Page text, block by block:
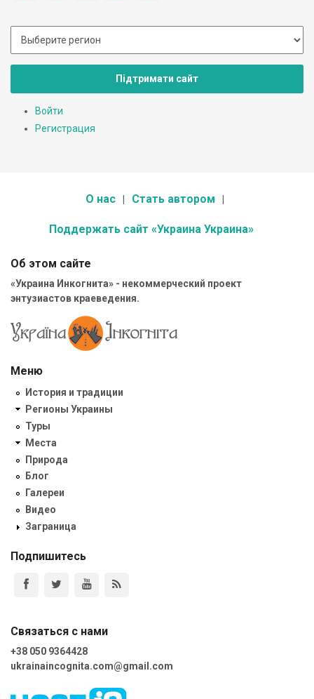
Підтримати сайт
Войти
Регистрация
О нас Стать автором
Поддержать сайт «Украина Украина»
Об этом сайте
«Украина Инкогнита» - некоммерческий проект
энтузиастов краеведения.
Меню
История и традиции
Регионы Украины
Туры
Места
Природа
Блог
Галереи
Видео
Заграница
Подпишитесь
Связаться с нами
+38 050 9364428
ukrainaincognita.com@gmail.com